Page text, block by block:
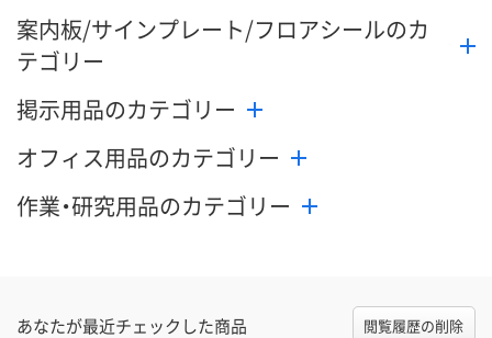
案内板/サインプレート/フロアシールのカ
テゴリー
掲示用品のカテゴリー
オフィス用品のカテゴリー
作業・研究用品のカテゴリー
あなたが最近チェックした商品 閲覧履歴の削除